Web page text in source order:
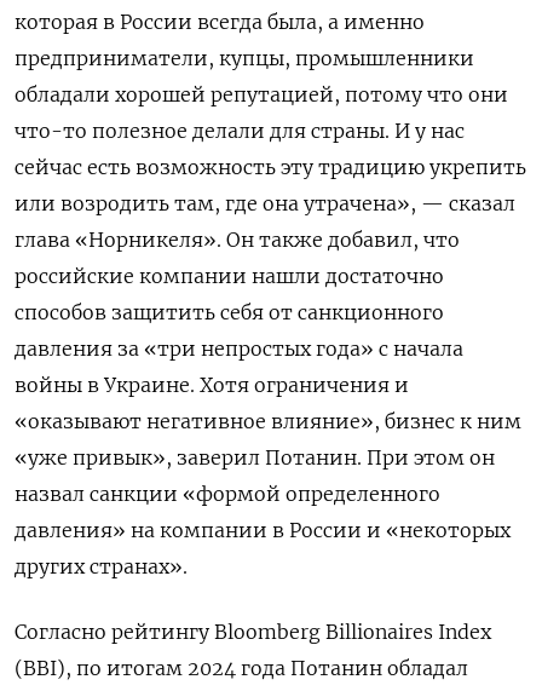
которая в России всегда была, а именно
предприниматели, купцы, промышленники
обладали хорошей репутацией, потому что они
что-то полезное делали для страны. И у нас
сейчас есть возможность эту традицию укрепить
или возродить там, где она утрачена», — сказал
глава «Норникеля». Он также добавил, что
российские компании нашли достаточно
способов защитить себя от санкционного
давления за «три непростых года» с начала
войны в Украине. Хотя ограничения и
«оказывают негативное влияние», бизнес к ним
«уже привык», заверил Потанин. При этом он
назвал санкции «формой определенного
давления» на компании в России и «некоторых
других странах».
Согласно рейтингу Bloomberg Billionaires Index
(BBI), по итогам 2024 года Потанин обладал